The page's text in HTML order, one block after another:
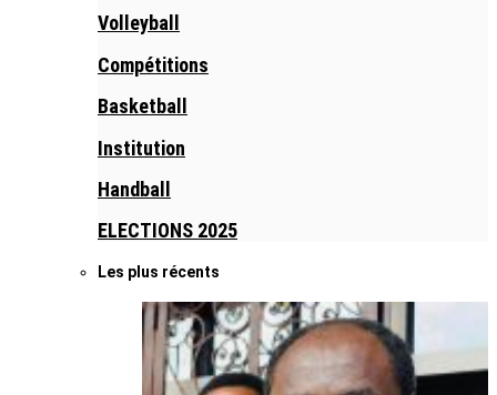
Volleyball
Compétitions
Basketball
Institution
Handball
ELECTIONS 2025
Les plus récents